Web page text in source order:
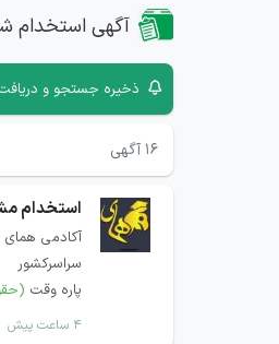
آگهی استخدام
ذخیره جستجو و
۱۶ آگهی
استخدام
آکادمی همای
سراسرکشور
پاره وقت
۴ ساعت پیش